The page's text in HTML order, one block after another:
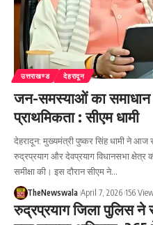
उत्तराखण्ड देहरादून
जन-समस्याओं का समाधान
प्राथमिकता : सीएम धामी
देहरादून: मुख्यमंत्री पुष्कर सिंह धामी ने आज
रुद्रप्रयाग और देवप्रयाग विधानसभा क्षेत्र
समीक्षा की। इस दौरान सीएम ने…
TheNewswala April 7, 2026 156
रुद्रप्रयाग जिला पुलिस ने